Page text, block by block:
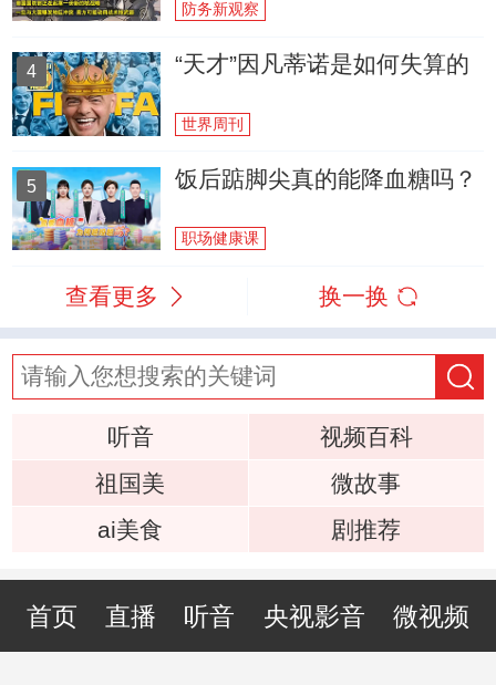
防务新观察
4 “天才”因凡蒂诺是如何失算的
世界周刊
5 饭后踮脚尖真的能降血糖吗？
职场健康课
查看更多 换一换
听音
视频百科
祖国美
微故事
ai美食
剧推荐
首页 直播 听音 央视影音 微视频